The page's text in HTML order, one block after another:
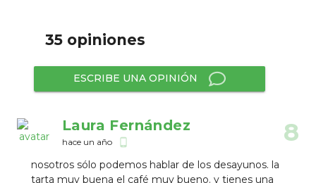
35 opiniones
ESCRIBE UNA OPINIÓN
Laura Fernández
hace un año phone_android 8
nosotros sólo podemos hablar de los desayunos. la
tarta muy buena el café muy bueno. y tienes una